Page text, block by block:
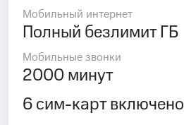
Мобильный интернет
Полный безлимит ГБ
Мобильные звонки
2000 минут
6 сим-карт включено